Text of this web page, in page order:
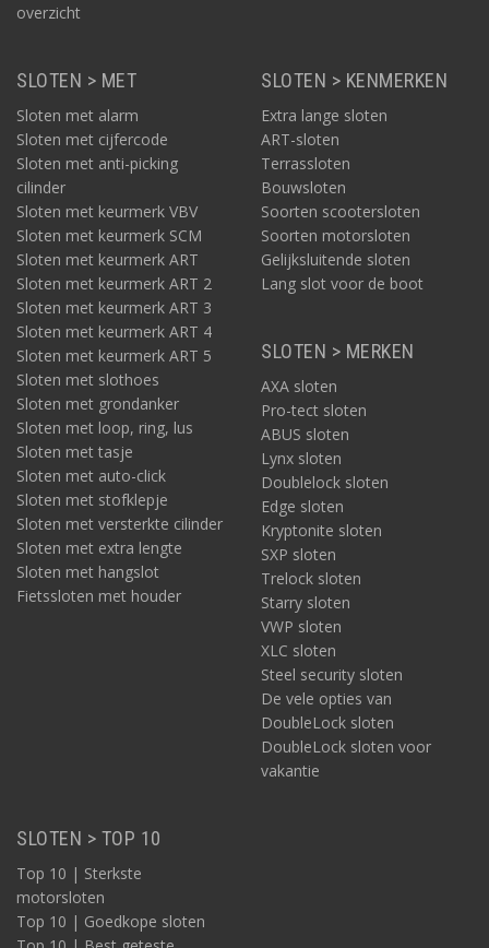
De mogelijkheden van DoubleLock
aanhangersloten en caravansloten
Voor het op slot zetten van de aanhanger dan wel caravan of
bijvoorbeeld vouwwagen, heeft DoubleLock deze type sloten:
De meeste kabelsloten en kettingsloten van DoubleLock zijn
voorzien van een ART-keurmerk. Slechts enkele
robuuste slot U-Lock BEAST. Het wielslot en de meeste van de
disselsloten / koppelingssloten hebben het SCM-keurmerk.
In de praktijk
Praktijksituaties waar een aanhangerslot van DoubleLock van
soms cruciaal nut is? Denk aan het snel beveiligen van een
overzicht
SLOTEN > MET
Sloten met alarm
Sloten met cijfercode
Sloten met anti-picking
cilinder
Sloten met keurmerk VBV
Sloten met keurmerk SCM
Sloten met keurmerk ART
Sloten met keurmerk ART 2
Sloten met keurmerk ART 3
Sloten met keurmerk ART 4
Sloten met keurmerk ART 5
Sloten met slothoes
Sloten met grondanker
Sloten met loop, ring, lus
Sloten met tasje
Sloten met auto-click
Sloten met stofklepje
Sloten met versterkte cilinder
Sloten met extra lengte
Sloten met hangslot
Fietssloten met houder
SLOTEN > KENMERKEN
Extra lange sloten
ART-sloten
Terrassloten
Bouwsloten
Soorten scootersloten
Soorten motorsloten
Gelijksluitende sloten
Lang slot voor de boot
SLOTEN > MERKEN
AXA sloten
Pro-tect sloten
ABUS sloten
Lynx sloten
Doublelock sloten
Edge sloten
Kryptonite sloten
SXP sloten
Trelock sloten
Starry sloten
VWP sloten
XLC sloten
Steel security sloten
De vele opties van
DoubleLock sloten
DoubleLock sloten voor
vakantie
SLOTEN > TOP 10
Top 10 | Sterkste
motorsloten
Top 10 | Goedkope sloten